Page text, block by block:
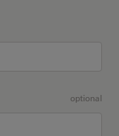
optional